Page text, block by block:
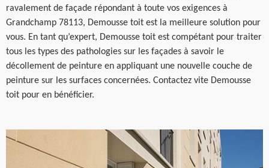
ravalement de façade répondant à toute vos exigences à
Grandchamp 78113, Demousse toit est la meilleure solution pour
vous. En tant qu’expert, Demousse toit est compétant pour traiter
tous les types des pathologies sur les façades à savoir le
décollement de peinture en appliquant une nouvelle couche de
peinture sur les surfaces concernées. Contactez vite Demousse
toit pour en bénéficier.